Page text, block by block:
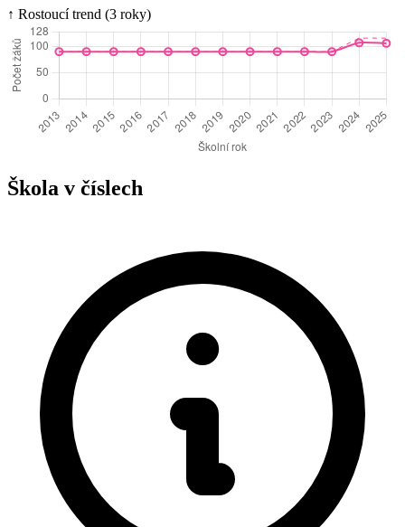
↑ Rostoucí trend (3 roky)
Škola v číslech